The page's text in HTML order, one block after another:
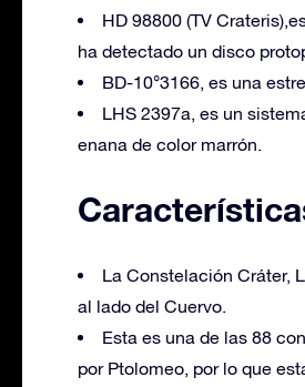
HD 98800 (TV
ha detectado un disco
BD-10°3166, es una
LHS 2397a, es un
enana de color marrón.
La Constelación Cráter,
al lado del Cuervo.
Esta es una de las 88
por Ptolomeo, por lo que